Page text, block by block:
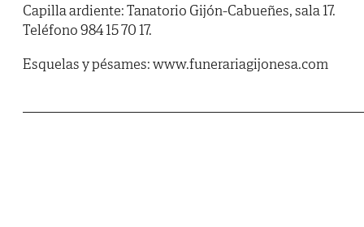
Capilla ardiente: Tanatorio Gijón-Cabueñes, sala 17.
Teléfono 984 15 70 17.
Esquelas y pésames: www.funerariagijonesa.com